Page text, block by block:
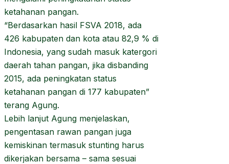
ketahanan pangan.
“Berdasarkan hasil FSVA 2018, ada
426 kabupaten dan kota atau 82,9 % di
Indonesia, yang sudah masuk katergori
daerah tahan pangan, jika disbanding
2015, ada peningkatan status
ketahanan pangan di 177 kabupaten”
terang Agung.
Lebih lanjut Agung menjelaskan,
pengentasan rawan pangan juga
kemiskinan termasuk stunting harus
dikerjakan bersama – sama sesuai